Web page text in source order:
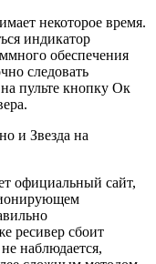
некоторое время.
индикатор
обеспечения
следовать
пульте кнопку Ок
и Звезда на
официальный сайт,
ресивер сбоит
наблюдается,